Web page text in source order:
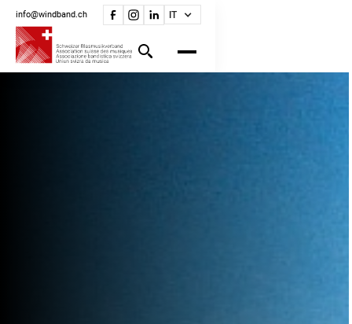
info@windband.ch IT